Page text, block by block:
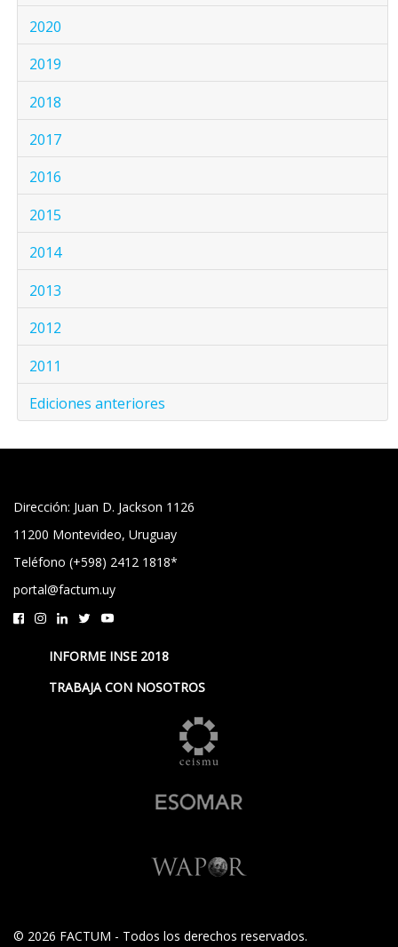
2020
2019
2018
2017
2016
2015
2014
2013
2012
2011
Ediciones anteriores
Dirección: Juan D. Jackson 1126
11200 Montevideo, Uruguay
Teléfono (+598) 2412 1818*
portal@factum.uy
INFORME INSE 2018
TRABAJA CON NOSOTROS
© 2026 FACTUM - Todos los derechos reservados.